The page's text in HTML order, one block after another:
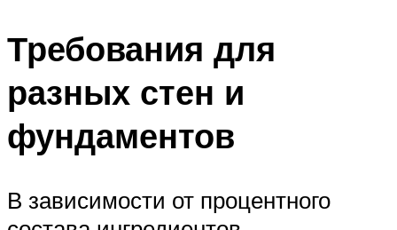
Требования для
разных стен и
фундаментов
В зависимости от процентного